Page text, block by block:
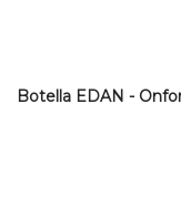
Botella EDAN -